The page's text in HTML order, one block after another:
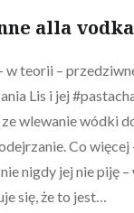
alla vodka
w teorii –
Lis i jej
wlewanie wódki
Co więcej
nigdy jej nie piję –
się, że to jest…